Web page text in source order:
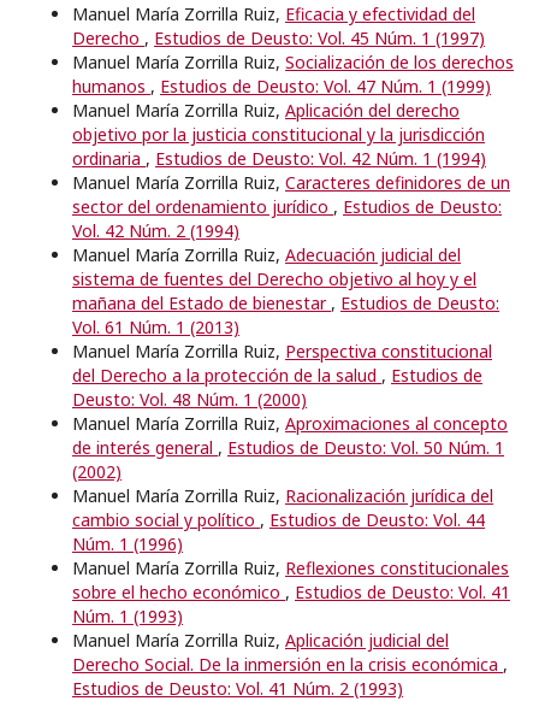
Manuel María Zorrilla Ruiz, Eficacia y efectividad del
Derecho , Estudios de Deusto: Vol. 45 Núm. 1 (1997)
Manuel María Zorrilla Ruiz, Socialización de los derechos
humanos , Estudios de Deusto: Vol. 47 Núm. 1 (1999)
Manuel María Zorrilla Ruiz, Aplicación del derecho
objetivo por la justicia constitucional y la jurisdicción
ordinaria , Estudios de Deusto: Vol. 42 Núm. 1 (1994)
Manuel María Zorrilla Ruiz, Caracteres definidores de un
sector del ordenamiento jurídico , Estudios de Deusto:
Vol. 42 Núm. 2 (1994)
Manuel María Zorrilla Ruiz, Adecuación judicial del
sistema de fuentes del Derecho objetivo al hoy y el
mañana del Estado de bienestar , Estudios de Deusto:
Vol. 61 Núm. 1 (2013)
Manuel María Zorrilla Ruiz, Perspectiva constitucional
del Derecho a la protección de la salud , Estudios de
Deusto: Vol. 48 Núm. 1 (2000)
Manuel María Zorrilla Ruiz, Aproximaciones al concepto
de interés general , Estudios de Deusto: Vol. 50 Núm. 1
(2002)
Manuel María Zorrilla Ruiz, Racionalización jurídica del
cambio social y político , Estudios de Deusto: Vol. 44
Núm. 1 (1996)
Manuel María Zorrilla Ruiz, Reflexiones constitucionales
sobre el hecho económico , Estudios de Deusto: Vol. 41
Núm. 1 (1993)
Manuel María Zorrilla Ruiz, Aplicación judicial del
Derecho Social. De la inmersión en la crisis económica ,
Estudios de Deusto: Vol. 41 Núm. 2 (1993)